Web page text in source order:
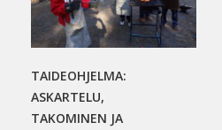
TAIDEOHJELMA:
ASKARTELU,
TAKOMINEN JA